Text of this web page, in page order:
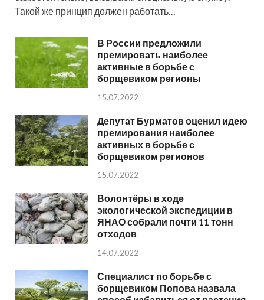
Такой же принцип должен работать…
В России предложили
премировать наиболее
активные в борьбе с
борщевиком регионы
15.07.2022
Депутат Бурматов оценил идею
премирования наиболее
активных в борьбе с
борщевиком регионов
15.07.2022
Волонтёры в ходе
экологической экспедиции в
ЯНАО собрали почти 11 тонн
отходов
14.07.2022
Специалист по борьбе с
борщевиком Попова назвала